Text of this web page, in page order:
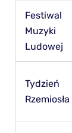
Festiwal
Muzyki
Ludowej
Tydzień
Rzemiosła